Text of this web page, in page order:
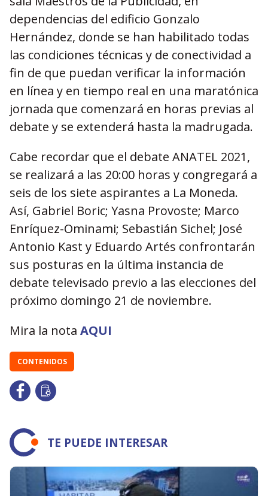
dependencias del edificio Gonzalo
Hernández, donde se han habilitado todas
las condiciones técnicas y de conectividad a
fin de que puedan verificar la información
en línea y en tiempo real en una maratónica
jornada que comenzará en horas previas al
debate y se extenderá hasta la madrugada.
Cabe recordar que el debate ANATEL 2021,
se realizará a las 20:00 horas y congregará a
seis de los siete aspirantes a La Moneda.
Así, Gabriel Boric; Yasna Provoste; Marco
Enríquez-Ominami; Sebastián Sichel; José
Antonio Kast y Eduardo Artés confrontarán
sus posturas en la última instancia de
debate televisado previo a las elecciones del
próximo domingo 21 de noviembre.
Mira la nota AQUI
CONTENIDOS
TE PUEDE INTERESAR